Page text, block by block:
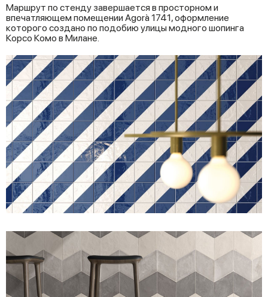
Маршрут по стенду завершается в просторном и
впечатляющем помещении Agorà 1741, оформление
которого создано по подобию улицы модного шопинга
Корсо Комо в Милане.